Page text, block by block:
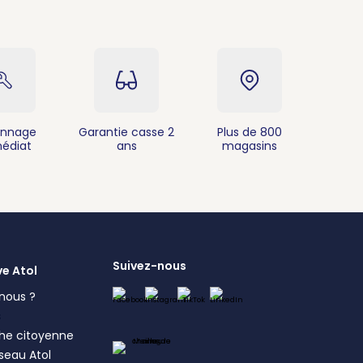
Garantie casse 2
ans
Plus de 800
magasins
Atol
?
citoyenne
Atol
Suivez-nous